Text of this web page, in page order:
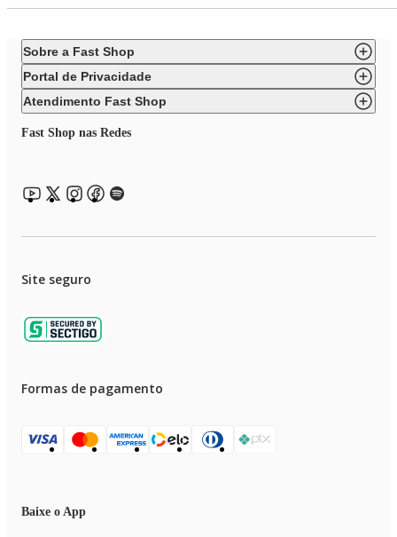
Sobre a Fast Shop
Portal de Privacidade
Atendimento Fast Shop
Fast Shop nas Redes
Site seguro
Formas de pagamento
Baixe o App